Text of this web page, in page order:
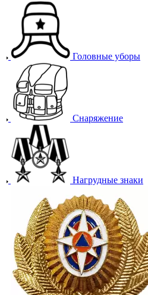
Головные уборы
Снаряжение
Нагрудные знаки